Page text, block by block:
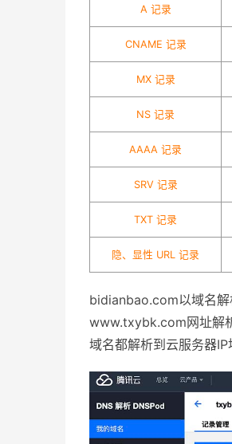
A 记录
CNAME 记录
MX 记录
NS 记录
AAAA 记录
SRV 记录
TXT 记录
隐、显性 URL 记录
bidianbao.com以域名
www.txybk.com网址解
域名都解析到云服务器IP